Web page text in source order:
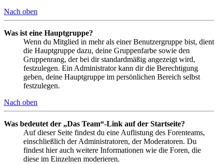
Nach oben
Was ist eine Hauptgruppe?
Wenn du Mitglied in mehr als einer Benutzergruppe bist, dient
die Hauptgruppe dazu, deine Gruppenfarbe sowie den
Gruppenrang, der bei dir standardmäßig angezeigt wird,
festzulegen. Ein Administrator kann dir die Berechtigung
geben, deine Hauptgruppe im persönlichen Bereich selbst
festzulegen.
Nach oben
Was bedeutet der „Das Team“-Link auf der Startseite?
Auf dieser Seite findest du eine Auflistung des Forenteams,
einschließlich der Administratoren, der Moderatoren. Du
findest hier auch weitere Informationen wie die Foren, die
diese im Einzelnen moderieren.